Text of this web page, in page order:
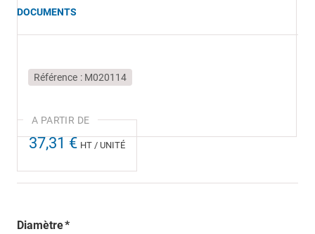
DOCUMENTS
Référence M020114
37,31 € HT / UNITÉ
Diamètre